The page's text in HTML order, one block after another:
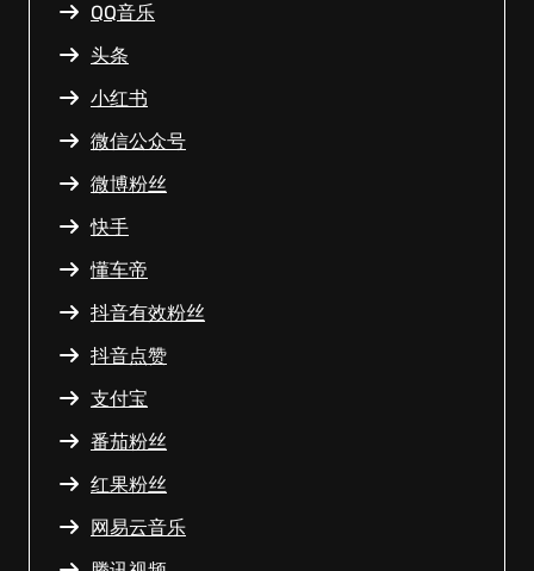
QQ音乐
头条
小红书
微信公众号
微博粉丝
快手
懂车帝
抖音有效粉丝
抖音点赞
支付宝
番茄粉丝
红果粉丝
网易云音乐